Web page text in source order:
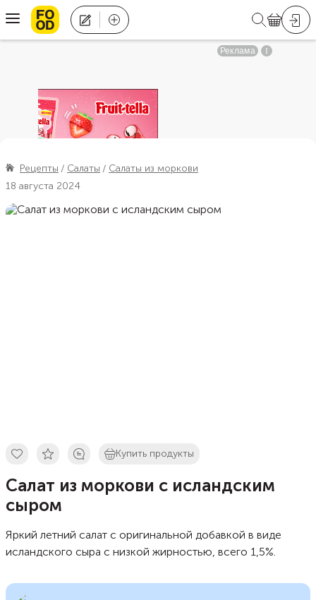
Рецепты Салаты
Салаты из моркови
18 августа 2024
Купить продукты
Салат из моркови с исландским
сыром
Яркий летний салат с оригинальной добавкой в виде
исландского сыра с низкой жирностью, всего 1,5%.